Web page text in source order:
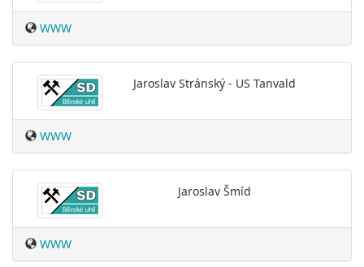
WWW
Jaroslav Stránský - US Tanvald
WWW
Jaroslav Šmíd
WWW